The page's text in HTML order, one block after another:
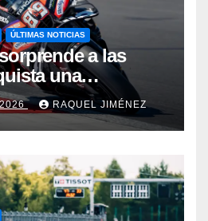
ÚLTIMAS NOTICIAS
a las
una
en Silverstone;
partirá sexto
2026 RAQUEL JIMÉNEZ